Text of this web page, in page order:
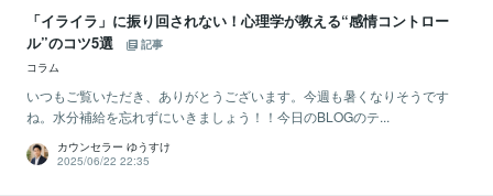
「イライラ」に振り回されない！心理学が教える“感情コントロー
ル”のコツ5選
記事
コラム
いつもご覧いただき、ありがとうございます。今週も暑くなりそうです
ね。水分補給を忘れずにいきましょう！！今日のBLOGのテ...
カウンセラー ゆうすけ
2025/06/22 22:35